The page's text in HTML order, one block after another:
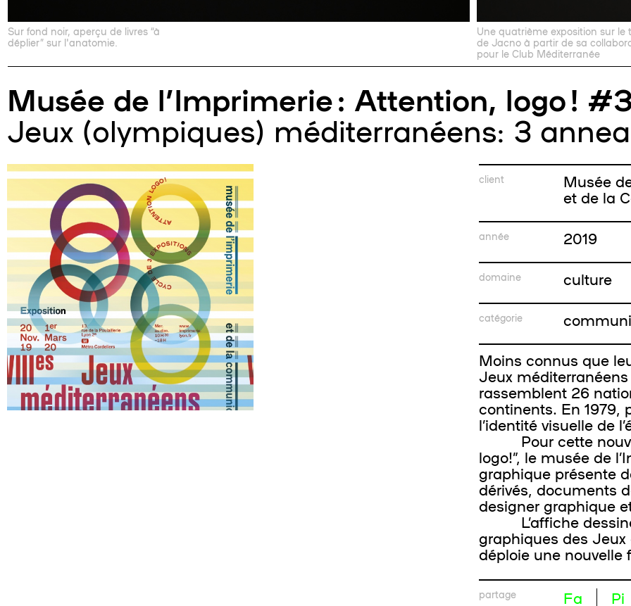
Sur fond noir, aperçu de livres “à
déplier” sur l'anatomie.
Une quatrième exposition sur le
de Jacno à partir de sa
pour le Club Méditerranée
Musée de l’Imprimerie : Attention, logo !
Jeux (olympiques) méditerranéens: 3
client Musée
et de la
année 2019
domaine culture
catégorie
Moins connus que
Jeux
rassemblent 26
continents. En 1979,
l’identité visuelle de
Pour cette
logo!”, le musée de
graphique présente
dérivés, documents
designer graphique
L’affiche
graphiques des
déploie une nouvelle
partage Fa Pi